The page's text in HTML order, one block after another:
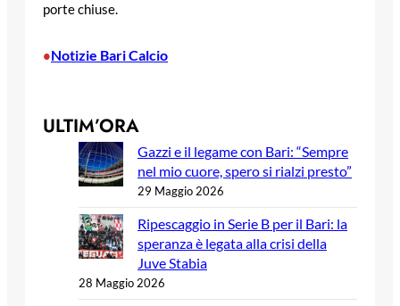
porte chiuse.
•Notizie Bari Calcio
ULTIM’ORA
Gazzi e il legame con Bari: “Sempre
nel mio cuore, spero si rialzi presto”
29 Maggio 2026
Ripescaggio in Serie B per il Bari: la
speranza è legata alla crisi della
Juve Stabia
28 Maggio 2026